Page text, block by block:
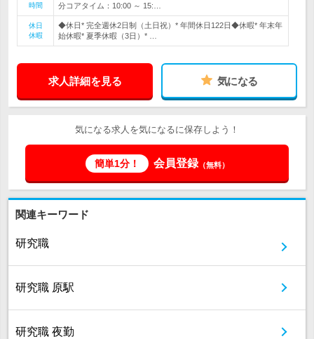
時間
分コアタイム：10:00 ～ 15:…
休日
休暇
◆休日* 完全週休2日制（土日祝）* 年間休日122日◆休暇* 年末年
始休暇* 夏季休暇（3日）* …
求人詳細を見る 気になる
気になる求人を気になるに保存しよう！
簡単1分！ 会員登録（無料）
関連キーワード
研究職
研究職 原駅
研究職 夜勤